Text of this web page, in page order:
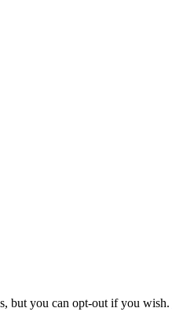
but you can opt-out if you wish.